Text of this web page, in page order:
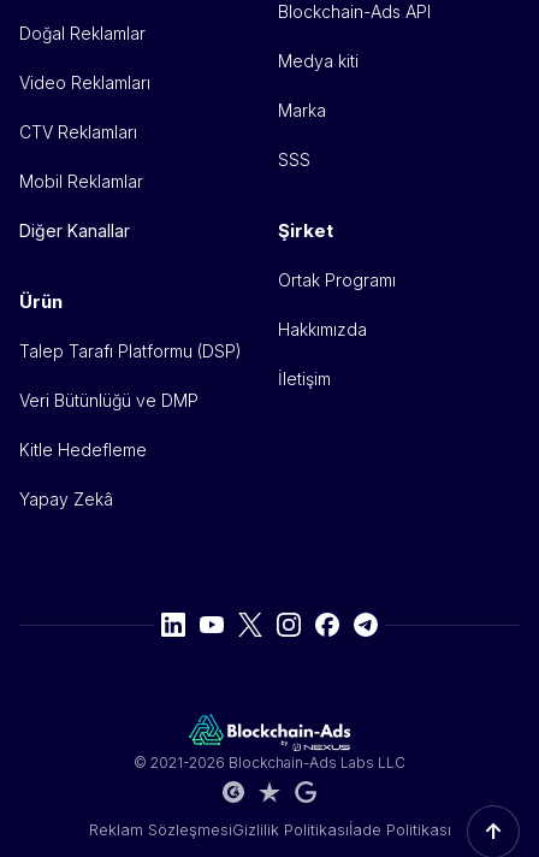
Doğal Reklamlar
Video Reklamları
CTV Reklamları
Mobil Reklamlar
Diğer Kanallar
Ürün
Talep Tarafı Platformu (DSP)
Veri Bütünlüğü ve DMP
Kitle Hedefleme
Yapay Zekâ
Blockchain-Ads API
Medya kiti
Marka
SSS
Şirket
Ortak Programı
Hakkımızda
İletişim
↑
© 2021-2026 Blockchain-Ads Labs LLC
Reklam SözleşmesiGizlilik Politikasıİade Politikası